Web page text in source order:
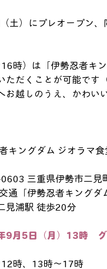
土）にプレオープン、
時）は「伊勢忍者キ
ただくことが可能です
お越しのうえ、かわい
キングダム ジオラマ食
0603 三重県伊勢市二
通「伊勢忍者キングダ
二見浦駅 徒歩20分
9月5日（月）13時　グ
12時、13時～17時